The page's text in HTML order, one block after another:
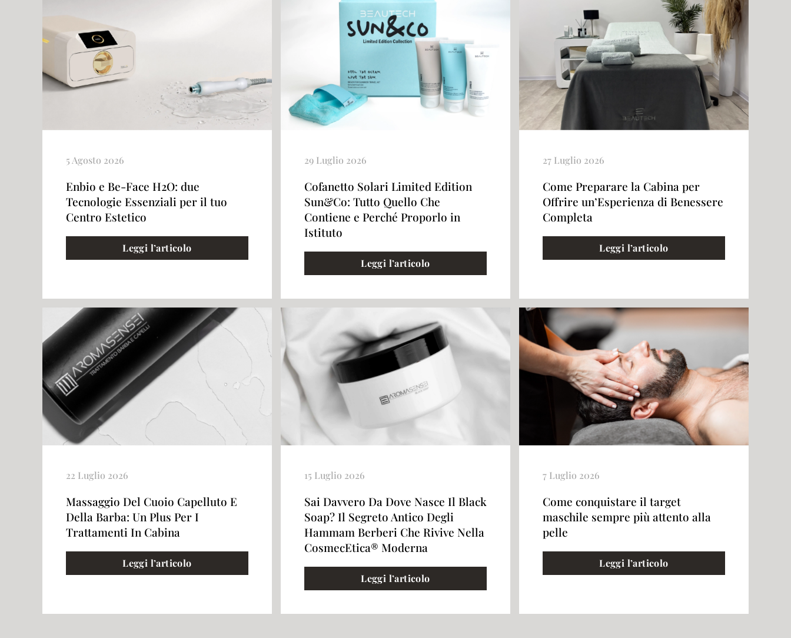
5 Agosto 2026
Enbio e Be-Face H2O: due
Tecnologie Essenziali per il tuo
Centro Estetico
Leggi l’articolo
29 Luglio 2026
Cofanetto Solari Limited Edition
Sun&Co: Tutto Quello Che
Contiene e Perché Proporlo in
Istituto
Leggi l’articolo
27 Luglio 2026
Come Preparare la Cabina per
Offrire un’Esperienza di Benessere
Completa
Leggi l’articolo
22 Luglio 2026
Massaggio Del Cuoio Capelluto E
Della Barba: Un Plus Per I
Trattamenti In Cabina
Leggi l’articolo
15 Luglio 2026
Sai Davvero Da Dove Nasce Il Black
Soap? Il Segreto Antico Degli
Hammam Berberi Che Rivive Nella
CosmecEtica® Moderna
Leggi l’articolo
7 Luglio 2026
Come conquistare il target
maschile sempre più attento alla
pelle
Leggi l’articolo